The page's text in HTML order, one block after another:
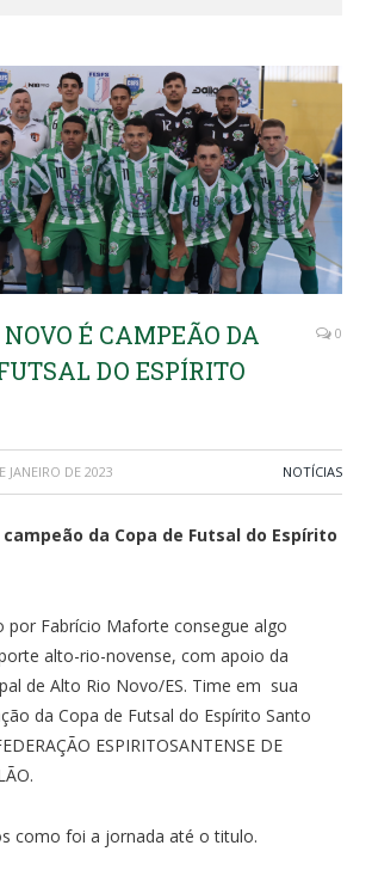
É CAMPEÃO DA
DO ESPÍRITO
0
JANEIRO DE 2023 NOTÍCIAS
da Copa de Futsal do Espírito
por Fabrício Maforte consegue algo
alto-rio-novense, com apoio da
de Alto Rio Novo/ES. Time em sua
da Copa de Futsal do Espírito Santo
ESPIRITOSANTENSE DE
como foi a jornada até o titulo.